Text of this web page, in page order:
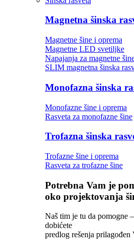
Magnetna šinska
Magnetne šine i oprema
Magnetne LED svetiljke
Napajanja za magnetne
SLIM magnetna šinska
Monofazna šinska
Monofazne šine i oprema
Rasveta za monofazne šine
Trofazna šinska
Trofazne šine i oprema
Rasveta za trofazne šine
Potrebna Vam je
oko projektovanja
Naš tim je tu da pomogne
dobićete
predlog rešenja prilagođen